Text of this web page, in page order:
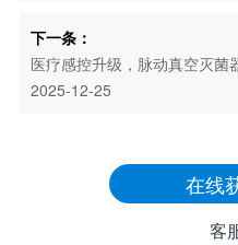
下一条：
医疗感控升级，脉动真空灭菌
2025-12-25
在线
客